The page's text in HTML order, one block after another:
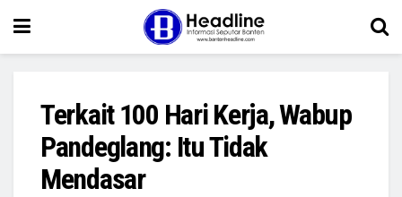
Terkait 100 Hari Kerja, Wabup
Pandeglang: Itu Tidak
Mendasar